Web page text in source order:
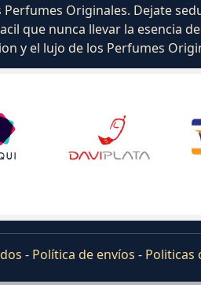
Originales. Dejate
que nunca llevar la esencia
y el lujo de los Perfumes
- Política de envíos - Politicas